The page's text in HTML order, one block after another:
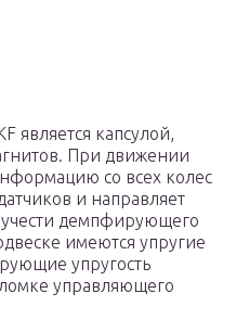
является капсулой,
При движении
со всех колес
и направляет
демпфирующего
имеются упругие
упругость
управляющего